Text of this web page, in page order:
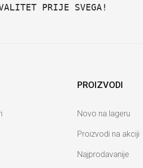
PRIJE SVEGA!
PROIZVODI
Novo na lageru
Proizvodi na akciji
Najprodavanije